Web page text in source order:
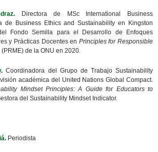
.
Directora de MSc International Business
de Business Ethics and Sustainability en Kingston
Fondo Semilla para el Desarrollo de Enfoques
y Prácticas Docentes en Principles for Responsible
(PRME) de la ONU en 2020.
.Coordinadora del Grupo de Trabajo Sustainability
académica del United Nations Global Compact.
Mindset Principles: A Guide for Educators to
del Sustainability Mindset Indicator.
. Periodista